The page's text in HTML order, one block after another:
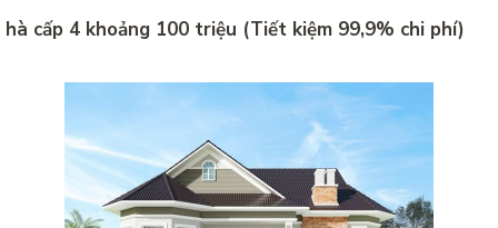
cấp 4 khoảng 100 triệu (Tiết kiệm 99,9% chi phí)